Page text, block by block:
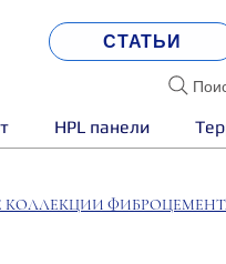
СТАТЬИ
HPL панели
КОЛЛЕКЦИИ